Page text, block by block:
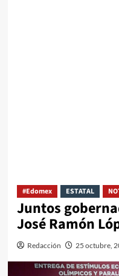
#Edomex ESTATAL
Juntos
José Ramón
Redacción 25 octubre,